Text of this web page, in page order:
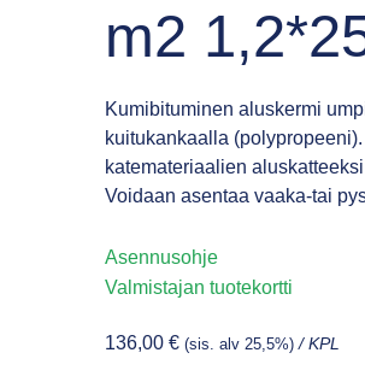
m2
Kumibituminen aluskermi
kuitukankaalla
katemateriaalien
Voidaan asentaa vaaka-tai
Asennusohje
Valmistajan tuotekortti
136,00 € (sis. alv 25,5%) / KPL